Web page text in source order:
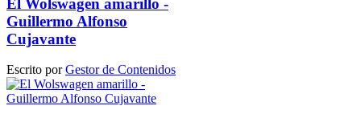
Guillermo Alfonso
Cujavante
Escrito porGestor de Contenidos